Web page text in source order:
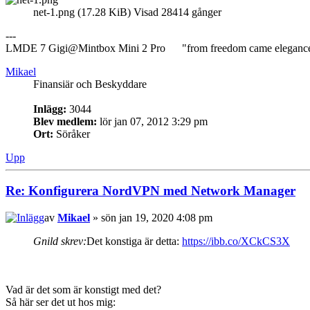
net-1.png (17.28 KiB) Visad 28414 gånger
---
LMDE 7 Gigi@Mintbox Mini 2 Pro "from freedom came
Mikael
Finansiär och Beskyddare
Inlägg: 3044
Blev medlem: lör jan 07, 2012 3:29 pm
Ort: Söråker
Upp
Re: Konfigurera NordVPN med Network Manager
av Mikael » sön jan 19, 2020 4:08 pm
Gnild skrev:Det konstiga är detta: https://ibb.co/XCkCS3X
Vad är det som är konstigt med det?
Så här ser det ut hos mig: